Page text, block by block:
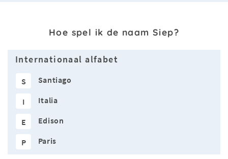
Hoe spel ik de naam Siep?
Internationaal alfabet
S Santiago
I Italia
E Edison
P Paris